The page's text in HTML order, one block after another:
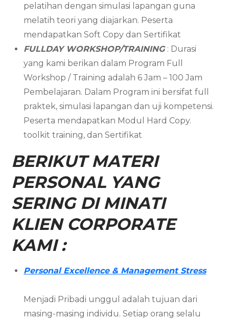
pelatihan dengan simulasi lapangan guna
melatih teori yang diajarkan. Peserta
mendapatkan Soft Copy dan Sertifikat
FULLDAY WORKSHOP/TRAINING : Durasi
yang kami berikan dalam Program Full
Workshop / Training adalah 6 Jam – 100 Jam
Pembelajaran. Dalam Program ini bersifat full
praktek, simulasi lapangan dan uji kompetensi.
Peserta mendapatkan Modul Hard Copy.
toolkit training, dan Sertifikat
BERIKUT MATERI
PERSONAL YANG
SERING DI MINATI
KLIEN CORPORATE
KAMI :
Personal Excellence & Management Stress
Menjadi Pribadi unggul adalah tujuan dari
masing-masing individu. Setiap orang selalu